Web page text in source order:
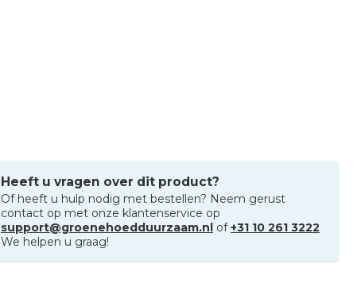
Heeft u vragen over dit product?
Of heeft u hulp nodig met bestellen? Neem gerust
contact op met onze klantenservice op
support@groenehoedduurzaam.nl of+31 10 261 3222
We helpen u graag!